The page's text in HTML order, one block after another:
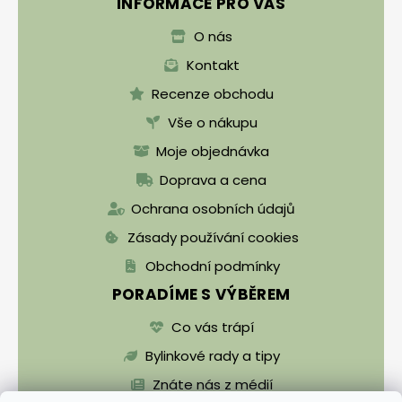
O nás
Kontakt
Recenze obchodu
Vše o nákupu
Moje objednávka
Doprava a cena
Ochrana osobních údajů
Zásady používání cookies
Obchodní podmínky
PORADÍME S VÝBĚREM
Co vás trápí
Bylinkové rady a tipy
Znáte nás z médií